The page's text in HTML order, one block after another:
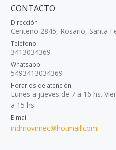
CONTACTO
Dirección
Centeno 2845, Rosario, Santa
Teléfono
3413034369
Whatsapp
5493413034369
Horarios de atención
Lunes a jueves de 7 a 16 hs.
a 15 hs.
E-mail
indmovimec@hotmail.com